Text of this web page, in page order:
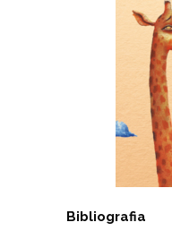
Bibliografia